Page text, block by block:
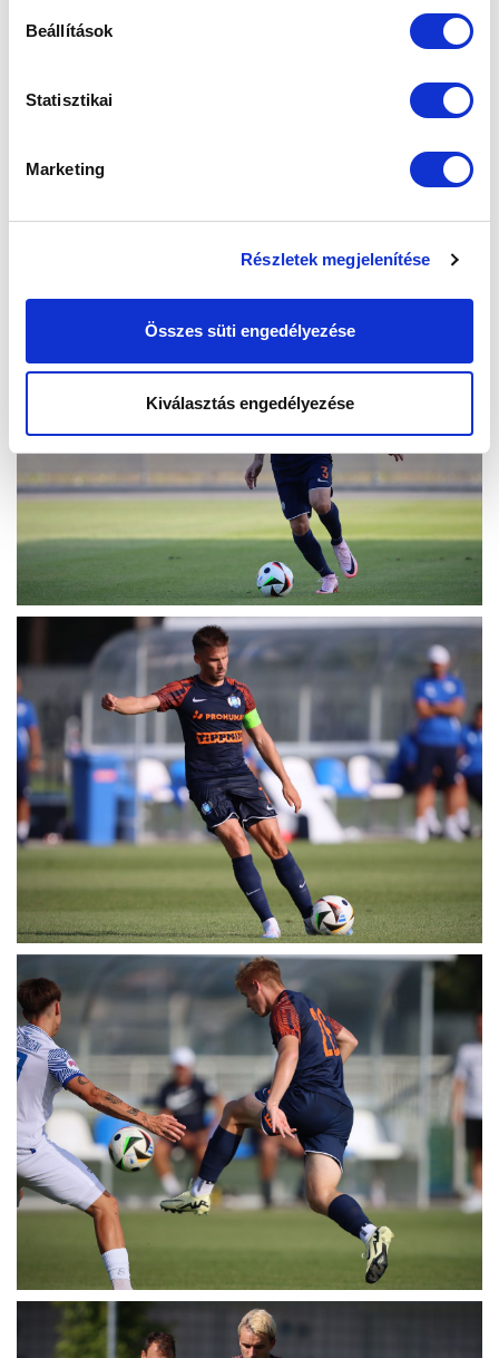
Beállítások
Statisztikai
Marketing
Részletek megjelenítése
Összes süti engedélyezése
Kiválasztás engedélyezése